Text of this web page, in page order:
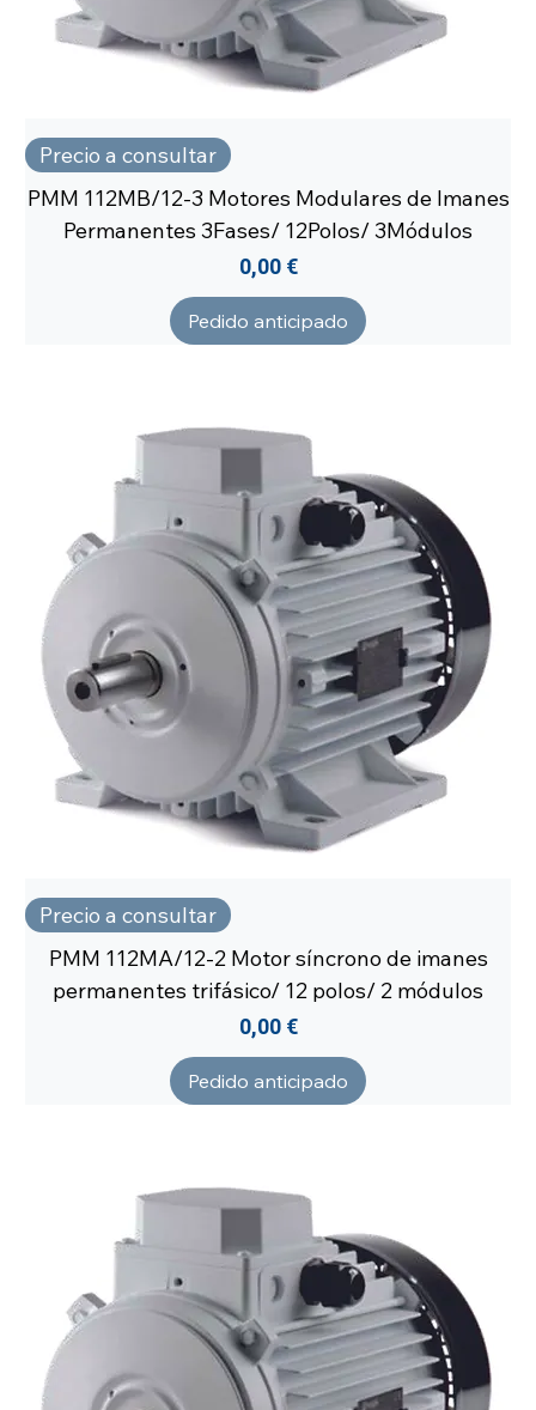
Precio a consultar
PMM 112MB/12-3 Motores Modulares de Imanes
Permanentes 3Fases/ 12Polos/ 3Módulos
Precio
0,00 €
Pedido anticipado
Precio a consultar
PMM 112MA/12-2 Motor síncrono de imanes
permanentes trifásico/ 12 polos/ 2 módulos
Precio
0,00 €
Pedido anticipado